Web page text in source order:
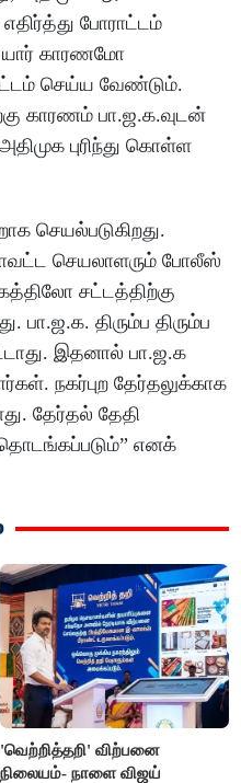
போராட்டம்
காரணமோ
செய்ய வேண்டும்.
காரணம் பா.ஜ.க.வுடன்
புரிந்து கொள்ள
செயல்படுகிறது.
செயலாளரும் போலீஸ்
சட்டத்திற்கு
பா.ஜ.க. திரும்ப திரும்ப
இதனால் பா.ஜ.க
நகர்புற தேர்தலுக்காக
தேர்தல் தேதி
எனக்
'வெற்றித்தறி' விற்பனை
நிலையம்- நாளை விஜய்